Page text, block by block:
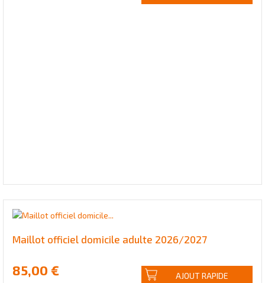
Maillot officiel domicile adulte 2026/2027
85,00 € AJOUT RAPIDE